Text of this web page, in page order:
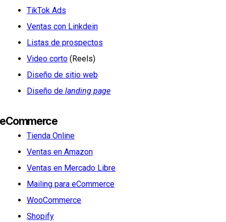
TikTok Ads
Ventas con Linkdein
Listas de prospectos
Video corto (Reels)
Diseño de sitio web
Diseño de landing page
eCommerce
Tienda Online
Ventas en Amazon
Ventas en Mercado Libre
Mailing para eCommerce
WooCommerce
Shopify